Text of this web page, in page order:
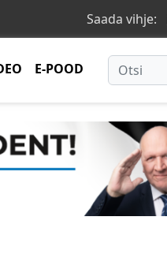
Saada vihje:
E-POOD